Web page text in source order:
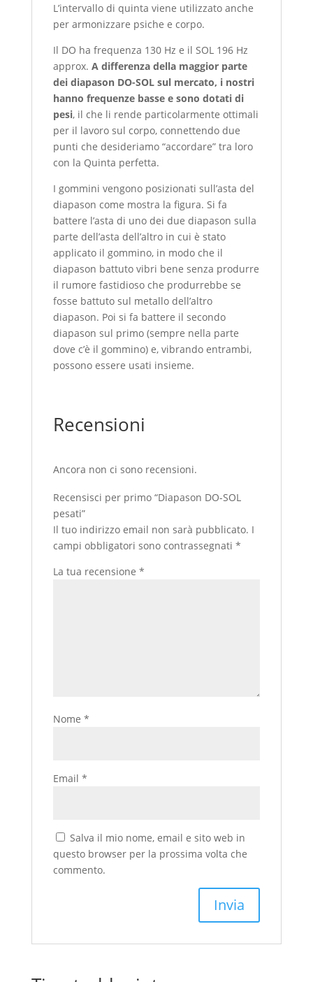
L’intervallo di quinta viene utilizzato anche
per armonizzare psiche e corpo.
Il DO ha frequenza 130 Hz e il SOL 196 Hz
approx. A differenza della maggior parte
dei diapason DO-SOL sul mercato, i nostri
hanno frequenze basse e sono dotati di
pesi, il che li rende particolarmente ottimali
per il lavoro sul corpo, connettendo due
punti che desideriamo “accordare” tra loro
con la Quinta perfetta.
I gommini vengono posizionati sull’asta del
diapason come mostra la figura. Si fa
battere l’asta di uno dei due diapason sulla
parte dell’asta dell’altro in cui è stato
applicato il gommino, in modo che il
diapason battuto vibri bene senza produrre
il rumore fastidioso che produrrebbe se
fosse battuto sul metallo dell’altro
diapason. Poi si fa battere il secondo
diapason sul primo (sempre nella parte
dove c’è il gommino) e, vibrando entrambi,
possono essere usati insieme.
Recensioni
Ancora non ci sono recensioni.
Recensisci per primo “Diapason DO-SOL
pesati”
Il tuo indirizzo email non sarà pubblicato. I
campi obbligatori sono contrassegnati *
La tua recensione *
Nome *
Email *
Salva il mio nome, email e sito web in
questo browser per la prossima volta che
commento.